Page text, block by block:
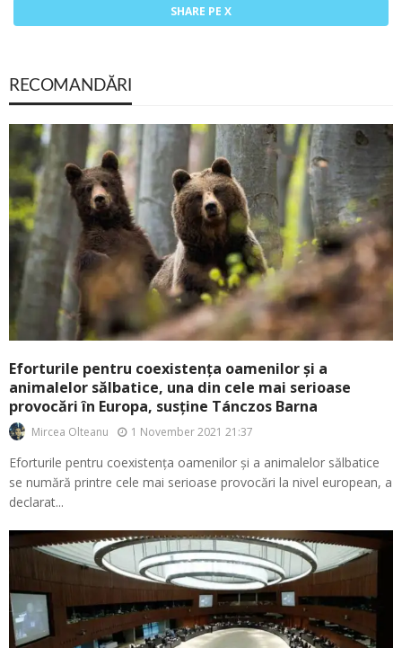
SHARE PE X
RECOMANDĂRI
Eforturile pentru coexistența oamenilor și a
animalelor sălbatice, una din cele mai serioase
provocări în Europa, susține Tánczos Barna
Mircea Olteanu 1 November 2021 21:37
Eforturile pentru coexistența oamenilor și a animalelor sălbatice
se numără printre cele mai serioase provocări la nivel european, a
declarat...